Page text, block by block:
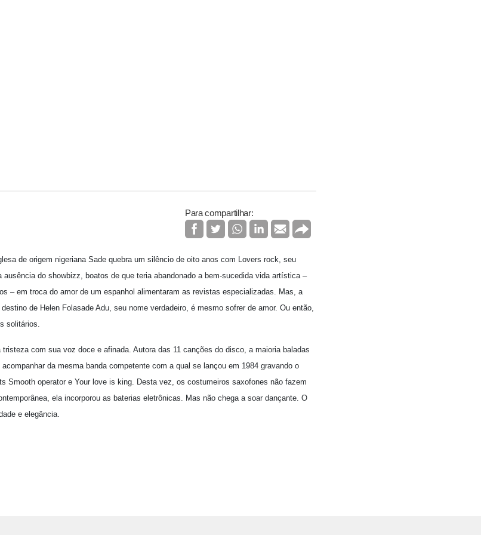
Para compartilhar:
de origem nigeriana Sade quebra um silêncio de oito anos com Lovers rock, seu
do showbizz, boatos de que teria abandonado a bem-sucedida vida artística –
– em troca do amor de um espanhol alimentaram as revistas especializadas. Mas, a
de Helen Folasade Adu, seu nome verdadeiro, é mesmo sofrer de amor. Ou então,
solitários.
com sua voz doce e afinada. Autora das 11 canções do disco, a maioria baladas
da mesma banda competente com a qual se lançou em 1984 gravando o
Smooth operator e Your love is king. Desta vez, os costumeiros saxofones não fazem
ela incorporou as baterias eletrônicas. Mas não chega a soar dançante. O
e elegância.